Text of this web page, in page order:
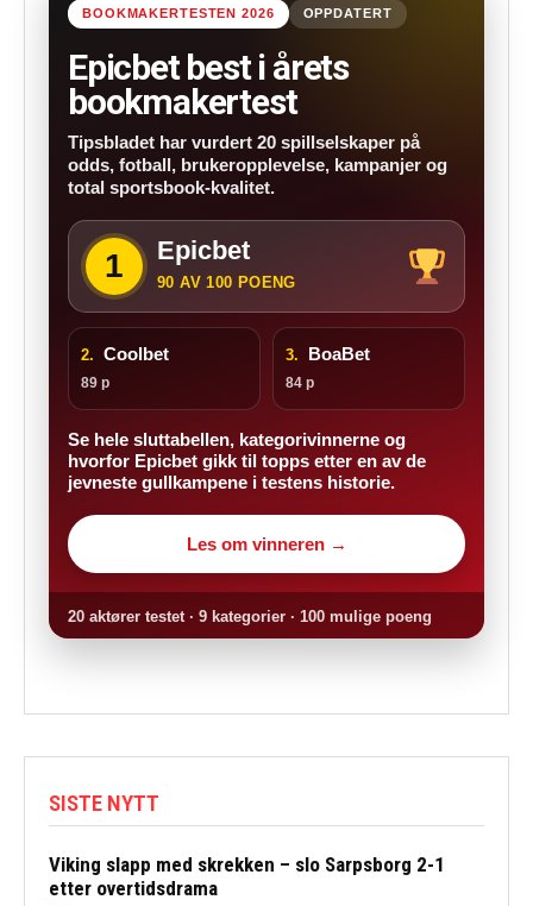
BOOKMAKERTESTEN 2026 OPPDATERT
Epicbet best i årets
bookmakertest
Tipsbladet har vurdert 20 spillselskaper på
odds, fotball, brukeropplevelse, kampanjer og
total sportsbook-kvalitet.
1 Epicbet
90 AV 100 POENG
2. Coolbet
89 p
3. BoaBet
84 p
Se hele sluttabellen, kategorivinnerne og
hvorfor Epicbet gikk til topps etter en av de
jevneste gullkampene i testens historie.
Les om vinneren →
20 aktører testet · 9 kategorier · 100 mulige poeng
SISTE NYTT
Viking slapp med skrekken – slo Sarpsborg 2-1
etter overtidsdrama